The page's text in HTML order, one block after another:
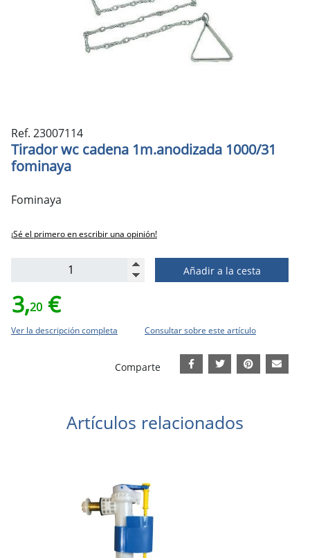
Ref. 23007114
Tirador wc cadena 1m.anodizada 1000/31
fominaya
Fominaya
¡Sé el primero en escribir una opinión!
Añadir a la cesta
3,20 €
Ver la descripción completa Consultar sobre este artículo
Comparte
Artículos relacionados